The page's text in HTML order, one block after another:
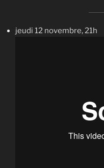
jeudi 12 novembre, 21h